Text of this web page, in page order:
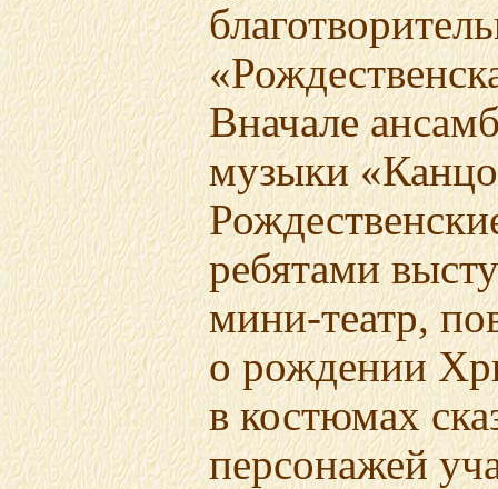
Вначале
музыки
ребятами
мини-театр,
о рождении
в костюмах
персонажей